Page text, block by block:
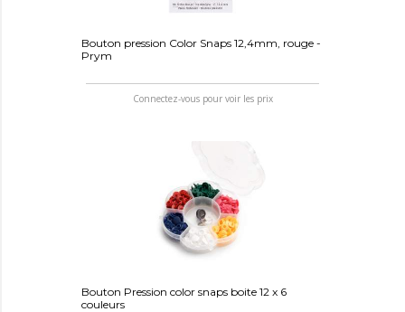
Bouton pression Color Snaps 12,4mm, rouge -
Prym
Connectez-vous pour voir les prix
Bouton Pression color snaps boite 12 x 6
couleurs